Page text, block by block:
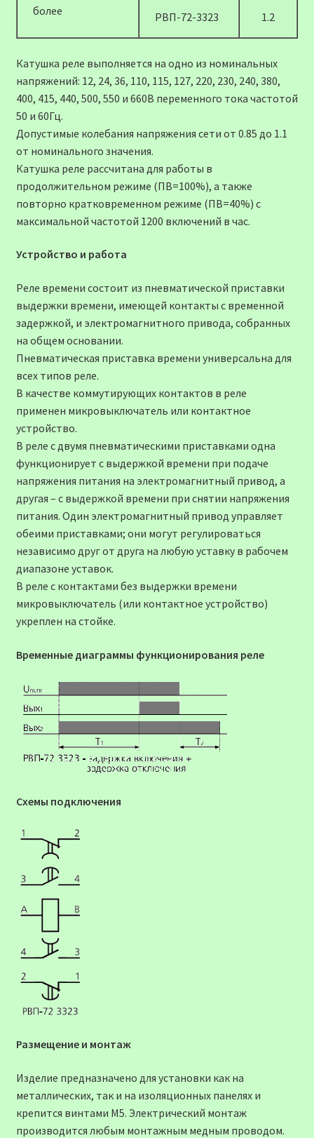
более
РВП-72-3323 1.2
Катушка реле выполняется на одно из номинальных
напряжений: 12, 24, 36, 110, 115, 127, 220, 230, 240, 380,
400, 415, 440, 500, 550 и 660В переменного тока частотой
50 и 60Гц.
Допустимые колебания напряжения сети от 0.85 до 1.1
от номинального значения.
Катушка реле рассчитана для работы в
продолжительном режиме (ПВ=100%), а также
повторно кратковременном режиме (ПВ=40%) с
максимальной частотой 1200 включений в час.
Устройство и работа
Реле времени состоит из пневматической приставки
выдержки времени, имеющей контакты с временной
задержкой, и электромагнитного привода, собранных
на общем основании.
Пневматическая приставка времени универсальна для
всех типов реле.
В качестве коммутирующих контактов в реле
применен микровыключатель или контактное
устройство.
В реле с двумя пневматическими приставками одна
функционирует с выдержкой времени при подаче
напряжения питания на электромагнитный привод, а
другая – с выдержкой времени при снятии напряжения
питания. Один электромагнитный привод управляет
обеими приставками; они могут регулироваться
независимо друг от друга на любую уставку в рабочем
диапазоне уставок.
В реле с контактами без выдержки времени
микровыключатель (или контактное устройство)
укреплен на стойке.
Временные диаграммы функционирования реле
Схемы подключения
Размещение и монтаж
Изделие предназначено для установки как на
металлических, так и на изоляционных панелях и
крепится винтами М5. Электрический монтаж
производится любым монтажным медным проводом.